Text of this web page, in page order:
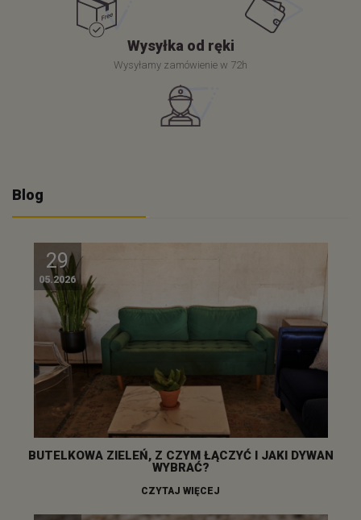
Wysyłka od ręki
Wysyłamy zamówienie w 72h
Blog
29
05.2026
BUTELKOWA ZIELEŃ, Z CZYM ŁĄCZYĆ I JAKI DYWAN
WYBRAĆ?
CZYTAJ WIĘCEJ